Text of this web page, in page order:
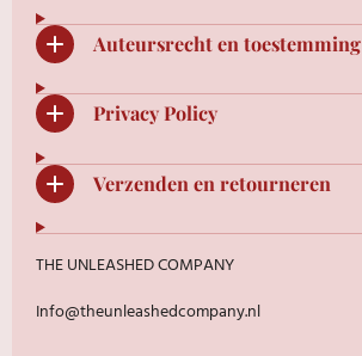
Auteursrecht en toestemming
Privacy Policy
Verzenden en retourneren
THE UNLEASHED COMPANY
Info@theunleashedcompany.nl